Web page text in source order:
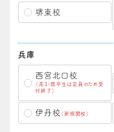
堺東校
兵庫
西宮北口校
（高3・既卒生は定員のため受
付終了）
伊丹校 （新規開校）